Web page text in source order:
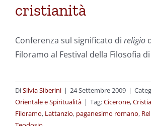
cristianità
Conferenza sul significato di religio
Filoramo al Festival della Filosofia
DiSilvia Siberini | 24 Settembre 2009 |
Orientale e Spiritualità | Tag:Cicerone,
Filoramo, Lattanzio, paganesimo romano,